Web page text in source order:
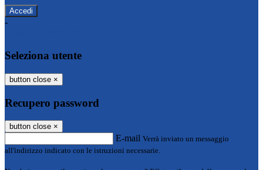
-
Seleziona utente
button close ×
Recupero password
button close ×
E-mail Verrà inviato un messaggio
all'indirizzo indicato con le istruzioni necessarie.